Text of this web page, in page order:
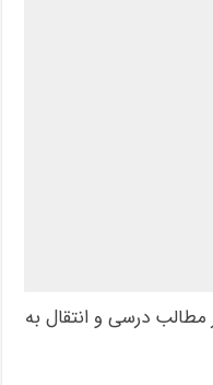
درسی و انتقال به